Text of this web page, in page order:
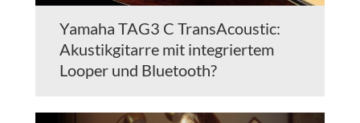
Yamaha TAG3 C TransAcoustic:
Akustikgitarre mit integriertem
Looper und Bluetooth?